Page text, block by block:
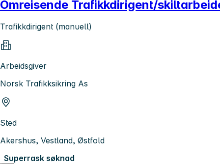
Omreisende Trafikkdirigent/
Trafikkdirigent (manuell)
Arbeidsgiver
Norsk Trafikksikring As
Sted
Akershus, Vestland, Østfold
Superrask søknad